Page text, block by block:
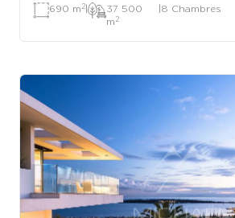
690 m 2|
37 500
m 2
|8 Chambres